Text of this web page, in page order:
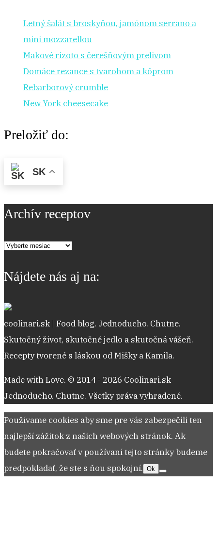
Letný šalát s broskyňou, jamónom serrano a
mini mozzarellou
Makové rizoto s čerešňovým prelivom
Domáce rezance s tvarohom a kôprom
Rebarborový crumble
New York cheesecake
Preložiť do:
SK
Archív receptov
Archív
Nájdete nás aj na:
coolinari.sk | Food blog. Jednoducho. Chutne.
Skutočný život, skutočné jedlo a skutočná vášeň.
Recepty tvorené s láskou od Mišky a Kamila.
Made with Love. © 2014 - 2026 Coolinari.sk
Jednoducho. Chutne. Všetky práva vyhradené.
Používame cookies aby sme pre vás zabezpečili ten
najlepší zážitok z našich webových stránok. Ak
budete pokračovať v používaní tejto stránky budeme
predpokladať, že ste s ňou spokojní. Ok